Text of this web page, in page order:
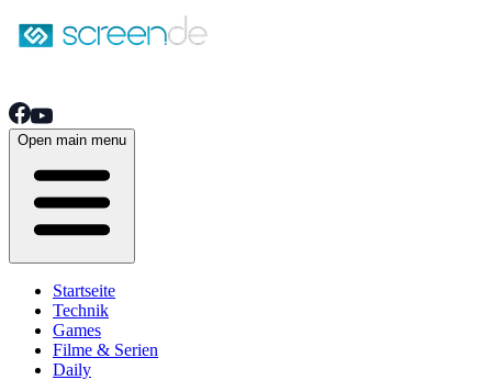
Open main menu
Startseite
Technik
Games
Filme & Serien
Daily